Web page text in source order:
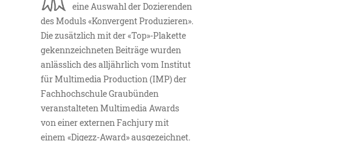
eine Auswahl der Dozierenden
des Moduls «Konvergent Produzieren».
Die zusätzlich mit der «Top»-Plakette
gekennzeichneten Beiträge wurden
anlässlich des alljährlich vom Institut
für Multimedia Production (IMP) der
Fachhochschule Graubünden
veranstalteten Multimedia Awards
von einer externen Fachjury mit
einem «Digezz-Award» ausgezeichnet.